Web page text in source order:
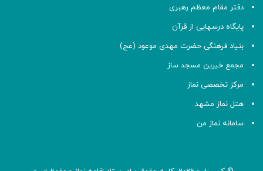
دفتر مقام معظم رهبری
پایگاه درسهایی از قرآن
بنیاد فرهنگی حضرت مهدی موعود (عج)
مجمع خیرین مسجد ساز
مرکز تخصصی نماز
هتل نماز مشهد
سامانه نماز من